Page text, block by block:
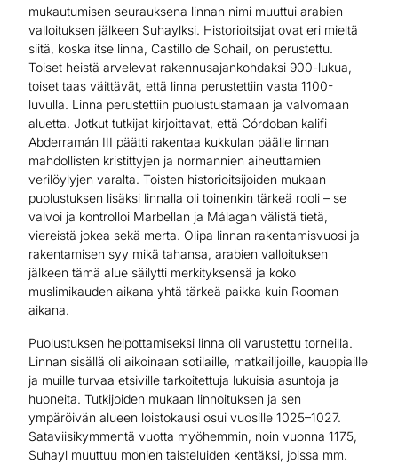
mukautumisen seurauksena linnan nimi muuttui arabien
valloituksen jälkeen Suhaylksi. Historioitsijat ovat eri mieltä
siitä, koska itse linna, Castillo de Sohail, on perustettu.
Toiset heistä arvelevat rakennusajankohdaksi 900-lukua,
toiset taas väittävät, että linna perustettiin vasta 1100-
luvulla. Linna perustettiin puolustustamaan ja valvomaan
aluetta. Jotkut tutkijat kirjoittavat, että Córdoban kalifi
Abderramán III päätti rakentaa kukkulan päälle linnan
mahdollisten kristittyjen ja normannien aiheuttamien
verilöylyjen varalta. Toisten historioitsijoiden mukaan
puolustuksen lisäksi linnalla oli toinenkin tärkeä rooli – se
valvoi ja kontrolloi Marbellan ja Málagan välistä tietä,
viereistä jokea sekä merta. Olipa linnan rakentamisvuosi ja
rakentamisen syy mikä tahansa, arabien valloituksen
jälkeen tämä alue säilytti merkityksensä ja koko
muslimikauden aikana yhtä tärkeä paikka kuin Rooman
aikana.
Puolustuksen helpottamiseksi linna oli varustettu torneilla.
Linnan sisällä oli aikoinaan sotilaille, matkailijoille, kauppiaille
ja muille turvaa etsiville tarkoitettuja lukuisia asuntoja ja
huoneita. Tutkijoiden mukaan linnoituksen ja sen
ympäröivän alueen loistokausi osui vuosille 1025–1027.
Sataviisikymmentä vuotta myöhemmin, noin vuonna 1175,
Suhayl muuttuu monien taisteluiden kentäksi, joissa mm.